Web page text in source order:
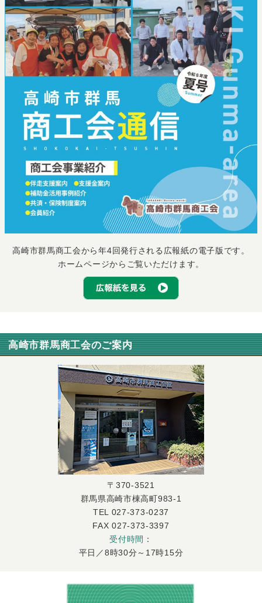
高崎市群馬商工会から年4回発行される広報紙の電子版です。
ホームページからご覧いただけます。
高崎市群馬商工会のご案内
〒370-3521
群馬県高崎市棟高町983-1
TEL 027-373-0237
FAX 027-373-3397
受付時間 ：
平日／8時30分～17時15分